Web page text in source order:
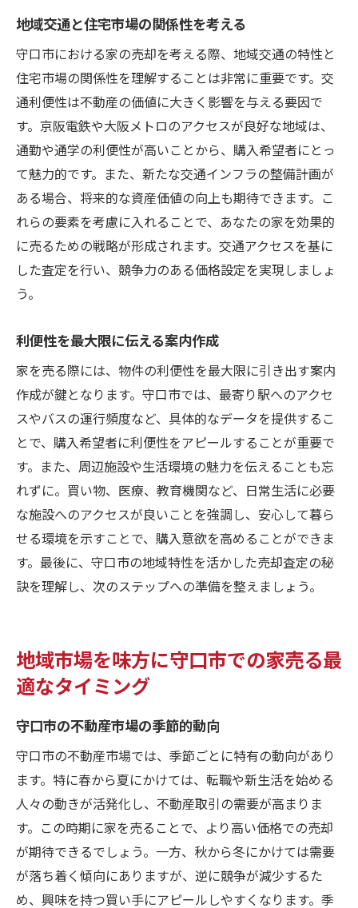
地域交通と住宅市場の関係性を考える
守口市における家の売却を考える際、地域交通の特性と
住宅市場の関係性を理解することは非常に重要です。交
通利便性は不動産の価値に大きく影響を与える要因で
す。京阪電鉄や大阪メトロのアクセスが良好な地域は、
通勤や通学の利便性が高いことから、購入希望者にとっ
て魅力的です。また、新たな交通インフラの整備計画が
ある場合、将来的な資産価値の向上も期待できます。こ
れらの要素を考慮に入れることで、あなたの家を効果的
に売るための戦略が形成されます。交通アクセスを基に
した査定を行い、競争力のある価格設定を実現しましょ
う。
利便性を最大限に伝える案内作成
家を売る際には、物件の利便性を最大限に引き出す案内
作成が鍵となります。守口市では、最寄り駅へのアクセ
スやバスの運行頻度など、具体的なデータを提供するこ
とで、購入希望者に利便性をアピールすることが重要で
す。また、周辺施設や生活環境の魅力を伝えることも忘
れずに。買い物、医療、教育機関など、日常生活に必要
な施設へのアクセスが良いことを強調し、安心して暮ら
せる環境を示すことで、購入意欲を高めることができま
す。最後に、守口市の地域特性を活かした売却査定の秘
訣を理解し、次のステップへの準備を整えましょう。
地域市場を味方に守口市での家売る最
適なタイミング
守口市の不動産市場の季節的動向
守口市の不動産市場では、季節ごとに特有の動向があり
ます。特に春から夏にかけては、転職や新生活を始める
人々の動きが活発化し、不動産取引の需要が高まりま
す。この時期に家を売ることで、より高い価格での売却
が期待できるでしょう。一方、秋から冬にかけては需要
が落ち着く傾向にありますが、逆に競争が減少するた
め、興味を持つ買い手にアピールしやすくなります。季